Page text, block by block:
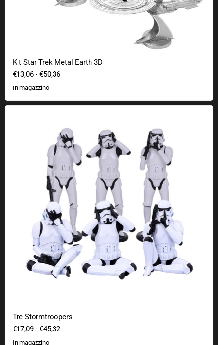
Kit Star Trek Metal Earth 3D
€13,06 - €50,36
In magazzino
Tre Stormtroopers
€17,09 - €45,32
In magazzino